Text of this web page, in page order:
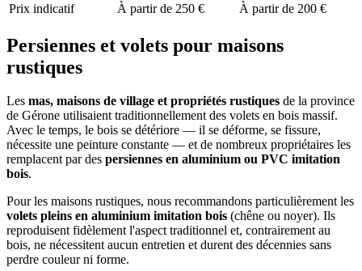
Prix indicatif
À partir de 250 € À partir de 200 €
Persiennes et volets pour maisons
rustiques
Les mas, maisons de village et propriétés rustiques de la province
de Gérone utilisaient traditionnellement des volets en bois massif.
Avec le temps, le bois se détériore — il se déforme, se fissure,
nécessite une peinture constante — et de nombreux propriétaires les
remplacent par des persiennes en aluminium ou PVC imitation
bois.
Pour les maisons rustiques, nous recommandons particulièrement les
volets pleins en aluminium imitation bois (chêne ou noyer). Ils
reproduisent fidèlement l'aspect traditionnel et, contrairement au
bois, ne nécessitent aucun entretien et durent des décennies sans
perdre couleur ni forme.